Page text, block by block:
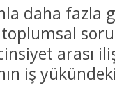
daha fazla
toplumsal
arası
iş